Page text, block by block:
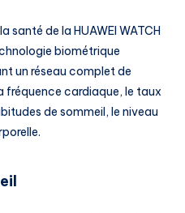
santé de la HUAWEI WATCH
biométrique
un réseau complet de
fréquence cardiaque, le taux
de sommeil, le niveau